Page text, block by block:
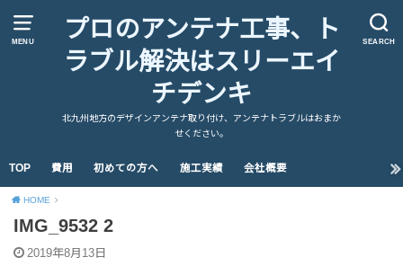
MENU SEARCH
プロのアンテナ工事、ト
ラブル解決はスリーエイ
チデンキ
北九州地方のデザインアンテナ取り付け、アンテナトラブルはおまか
せください。
TOP 費用 初めての方へ 施工実績 会社概要
HOME
IMG_9532 2
2019年8月13日